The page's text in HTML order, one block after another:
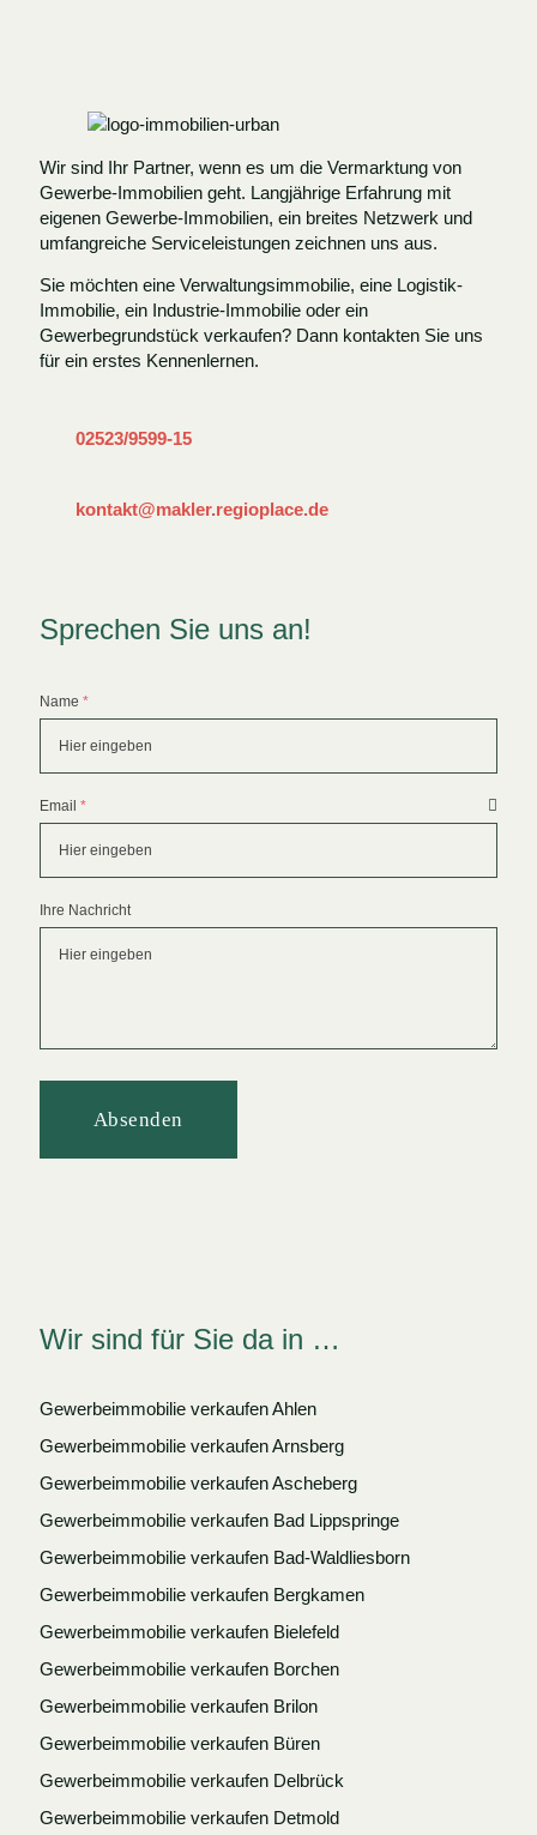
Wir sind Ihr Partner, wenn es um die Vermarktung von
Gewerbe-Immobilien geht. Langjährige Erfahrung mit
eigenen Gewerbe-Immobilien, ein breites Netzwerk und
umfangreiche Serviceleistungen zeichnen uns aus.
Sie möchten eine Verwaltungsimmobilie, eine Logistik-
Immobilie, ein Industrie-Immobilie oder ein
Gewerbegrundstück verkaufen? Dann kontakten Sie uns
für ein erstes Kennenlernen.
02523/9599-15
kontakt@makler.regioplace.de
Sprechen Sie uns an!
Formular überspringen
Name *
Email *
Ihre Nachricht
Absenden
Wir sind für Sie da in …
Gewerbeimmobilie verkaufen Ahlen
Gewerbeimmobilie verkaufen Arnsberg
Gewerbeimmobilie verkaufen Ascheberg
Gewerbeimmobilie verkaufen Bad Lippspringe
Gewerbeimmobilie verkaufen Bad-Waldliesborn
Gewerbeimmobilie verkaufen Bergkamen
Gewerbeimmobilie verkaufen Bielefeld
Gewerbeimmobilie verkaufen Borchen
Gewerbeimmobilie verkaufen Brilon
Gewerbeimmobilie verkaufen Büren
Gewerbeimmobilie verkaufen Delbrück
Gewerbeimmobilie verkaufen Detmold